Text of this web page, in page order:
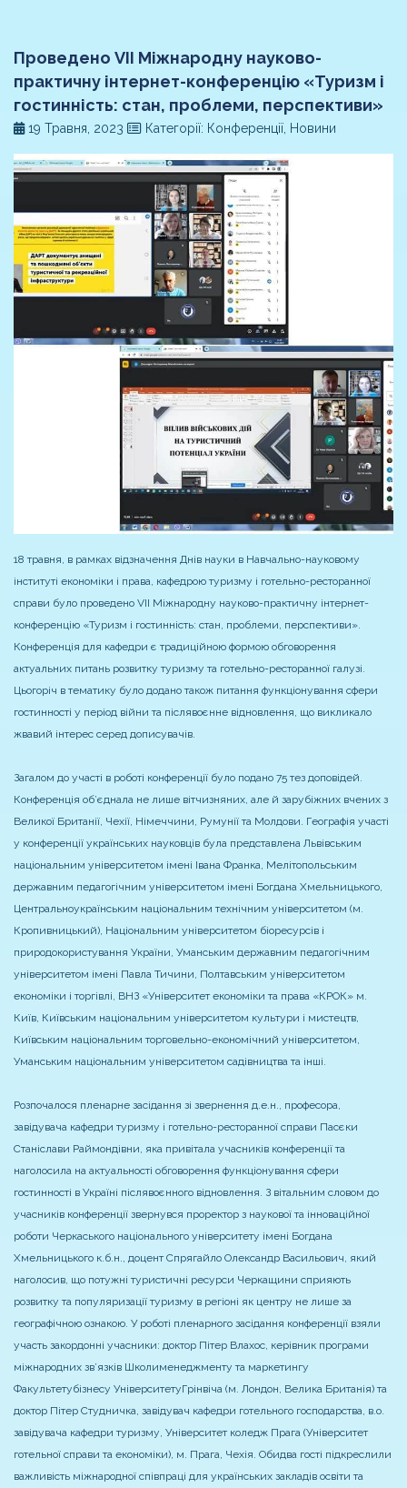
Проведено VІІ Міжнародну науково-
практичну інтернет-конференцію «Туризм і
гостинність: стан, проблеми, перспективи»
19 Травня, 2023 Категорії: Конференції, Новини
18 травня, в рамках відзначення Днів науки в Навчально-науковому
інституті економіки і права, кафедрою туризму і готельно-ресторанної
справи було проведено VІІ Міжнародну науково-практичну інтернет-
конференцію «Туризм і гостинність: стан, проблеми, перспективи».
Конференція для кафедри є традиційною формою обговорення
актуальних питань розвитку туризму та готельно-ресторанної галузі.
Цьогоріч в тематику було додано також питання функціонування сфери
гостинності у період війни та післявоєнне відновлення, що викликало
жвавий інтерес серед дописувачів.
Загалом до участі в роботі конференції було подано 75 тез доповідей.
Конференція об’єднала не лише вітчизняних, але й зарубіжних вчених з
Великої Британії, Чехії, Німеччини, Румунії та Молдови. Географія участі
у конференції українських науковців була представлена Львівським
національним університетом імені Івана Франка, Мелітопольським
державним педагогічним університетом імені Богдана Хмельницького,
Центральноукраїнським національним технічним університетом (м.
Кропивницький), Національним університетом біоресурсів і
природокористування України, Уманським державним педагогічним
університетом імені Павла Тичини, Полтавським університетом
економіки і торгівлі, ВНЗ «Університет економіки та права «КРОК» м.
Київ, Київським національним університетом культури і мистецтв,
Київським національним торговельно-економічний університетом,
Уманським національним університетом садівництва та інші.
Розпочалося пленарне засідання зі звернення д.е.н., професора,
завідувача кафедри туризму і готельно-ресторанної справи Пасєки
Станіслави Раймондівни, яка привітала учасників конференції та
наголосила на актуальності обговорення функціонування сфери
гостинності в Україні післявоєнного відновлення. З вітальним словом до
учасників конференції звернувся проректор з наукової та інноваційної
роботи Черкаського національного університету імені Богдана
Хмельницького к.б.н., доцент Спрягайло Олександр Васильович, який
наголосив, що потужні туристичні ресурси Черкащини сприяють
розвитку та популяризації туризму в регіоні як центру не лише за
географічною ознакою. У роботі пленарного засідання конференції взяли
участь закордонні учасники: доктор Пітер Влахос, керівник програми
міжнародних зв’язків Школименеджменту та маркетингу
Факультетубізнесу УніверситетуГрінвіча (м. Лондон, Велика Британія) та
доктор Пітер Студничка, завідувач кафедри готельного господарства, в.о.
завідувача кафедри туризму, Університет коледж Прага (Університет
готельної справи та економіки), м. Прага, Чехія. Обидва гості підкреслили
важливість міжнародної співпраці для українських закладів освіти та